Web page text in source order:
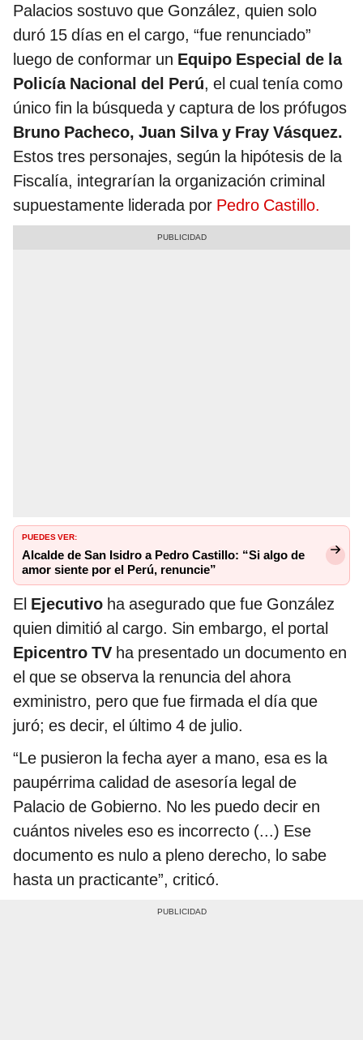
Palacios sostuvo que González, quien solo
duró 15 días en el cargo, “fue renunciado”
luego de conformar un Equipo Especial de la
Policía Nacional del Perú, el cual tenía como
único fin la búsqueda y captura de los prófugos
Bruno Pacheco, Juan Silva y Fray Vásquez.
Estos tres personajes, según la hipótesis de la
Fiscalía, integrarían la organización criminal
supuestamente liderada por Pedro Castillo.
PUEDES VER:
Alcalde de San Isidro a Pedro Castillo: “Si algo de
amor siente por el Perú, renuncie”
El Ejecutivo ha asegurado que fue González
quien dimitió al cargo. Sin embargo, el portal
Epicentro TV ha presentado un documento en
el que se observa la renuncia del ahora
exministro, pero que fue firmada el día que
juró; es decir, el último 4 de julio.
“Le pusieron la fecha ayer a mano, esa es la
paupérrima calidad de asesoría legal de
Palacio de Gobierno. No les puedo decir en
cuántos niveles eso es incorrecto (...) Ese
documento es nulo a pleno derecho, lo sabe
hasta un practicante”, criticó.